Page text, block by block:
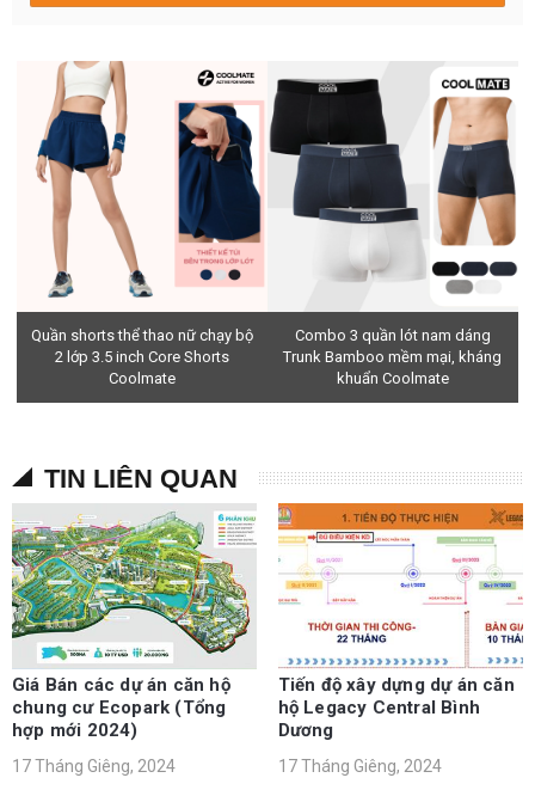
Quần shorts thể thao nữ chạy bộ
2 lớp 3.5 inch Core Shorts
Coolmate
Combo 3 quần lót nam dáng
Trunk Bamboo mềm mại, kháng
khuẩn Coolmate
TIN LIÊN QUAN
Giá Bán các dự án căn hộ
chung cư Ecopark (Tổng
hợp mới 2024)
17 Tháng Giêng, 2024
Tiến độ xây dựng dự án căn
hộ Legacy Central Bình
Dương
17 Tháng Giêng, 2024